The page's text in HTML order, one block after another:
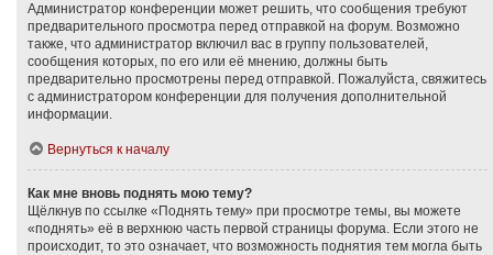
Администратор конференции может решить, что сообщения требуют
предварительного просмотра перед отправкой на форум. Возможно
также, что администратор включил вас в группу пользователей,
сообщения которых, по его или её мнению, должны быть
предварительно просмотрены перед отправкой. Пожалуйста, свяжитесь
с администратором конференции для получения дополнительной
информации.
Вернуться к началу
Как мне вновь поднять мою тему?
Щёлкнув по ссылке «Поднять тему» при просмотре темы, вы можете
«поднять» её в верхнюю часть первой страницы форума. Если этого не
происходит, то это означает, что возможность поднятия тем могла быть